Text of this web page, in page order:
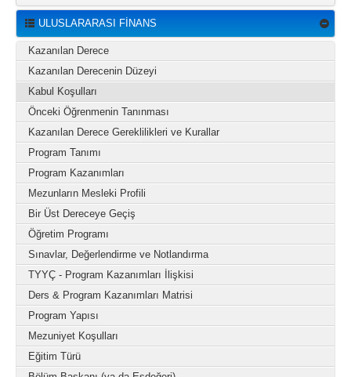
ULUSLARARASI FİNANS
Kazanılan Derece
Kazanılan Derecenin Düzeyi
Kabul Koşulları
Önceki Öğrenmenin Tanınması
Kazanılan Derece Gereklilikleri ve Kurallar
Program Tanımı
Program Kazanımları
Mezunların Mesleki Profili
Bir Üst Dereceye Geçiş
Öğretim Programı
Sınavlar, Değerlendirme ve Notlandırma
TYYÇ - Program Kazanımları İlişkisi
Ders & Program Kazanımları Matrisi
Program Yapısı
Mezuniyet Koşulları
Eğitim Türü